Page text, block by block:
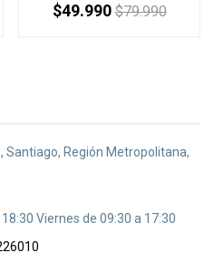
$49.990 $79.990
Santiago, Región Metropolitana,
Viernes de 09:30 a 17:30